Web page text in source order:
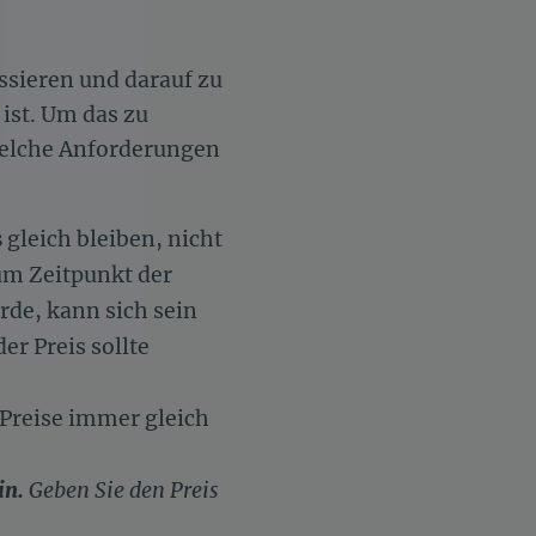
und darauf zu
Um das zu
Anforderungen
gleich bleiben, nicht
Zeitpunkt der
kann sich sein
Preis sollte
immer gleich
Geben Sie den Preis